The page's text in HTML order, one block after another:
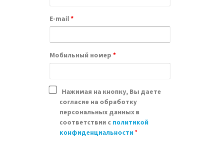
E-mail*
Мобильный номер *
Нажимая на кнопку, Вы даете
согласие на обработку
персональных данных в
соответствии с политикой
конфиденциальности *